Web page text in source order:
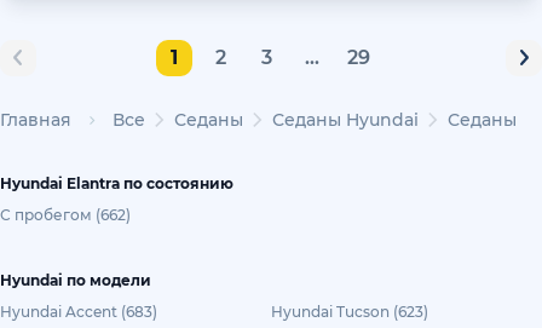
1 2 3 ... 29
Главная Все Седаны Седаны Hyundai Седаны
Hyundai Elantra по состоянию
С пробегом (662)
Hyundai по модели
Hyundai Accent (683)
Hyundai Tucson (623)